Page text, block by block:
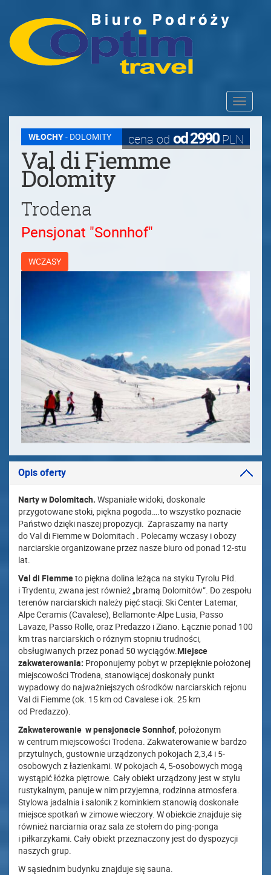
Toggle
WŁOCHY- DOLOMITY
Val di Fiemme
Dolomity
Trodena
Pensjonat "Sonnhof"
WCZASY
cena od od 2990PLN
Opis oferty
Narty w Dolomitach. Wspaniałe widoki, doskonale
przygotowane stoki, piękna pogoda….to wszystko poznacie
Państwo dzięki naszej propozycji. Zapraszamy na narty
do Val di Fiemme w Dolomitach . Polecamy wczasy i obozy
narciarskie organizowane przez nasze biuro od ponad 12-stu
lat.
Val di Fiemmeto piękna dolina leżąca na styku Tyrolu Płd.
i Trydentu, zwana jest również „bramą Dolomitów”. Do zespołu
terenów narciarskich należy pięć stacji: Ski Center Latemar,
Alpe Ceramis (Cavalese), Bellamonte-Alpe Lusia, Passo
Lavaze, Passo Rolle, oraz Predazzo i Ziano. Łącznie ponad 100
km tras narciarskich o różnym stopniu trudności,
obsługiwanych przez ponad 50 wyciągów. Miejsce
zakwaterowania: Proponujemy pobyt w przepięknie położonej
miejscowości Trodena, stanowiącej doskonały punkt
wypadowy do najważniejszych ośrodków narciarskich rejonu
Val di Fiemme (ok. 15 km od Cavalese i ok. 25 km
od Predazzo).
Zakwaterowanie w pensjonacie Sonnhof , położonym
w centrum miejscowości Trodena. Zakwaterowanie w bardzo
przytulnych, gustownie urządzonych pokojach 2,3,4 i 5-
osobowych z łazienkami. W pokojach 4, 5-osobowych mogą
wystąpić łóżka piętrowe. Cały obiekt urządzony jest w stylu
rustykalnym, panuje w nim przyjemna, rodzinna atmosfera.
Stylowa jadalnia i salonik z kominkiem stanowią doskonałe
miejsce spotkań w zimowe wieczory. W obiekcie znajduje się
również narciarnia oraz sala ze stołem do ping-ponga
i piłkarzykami. Cały obiekt przeznaczony jest do dyspozycji
naszych grup.
W sąsiednim budynku znajduje się sauna.